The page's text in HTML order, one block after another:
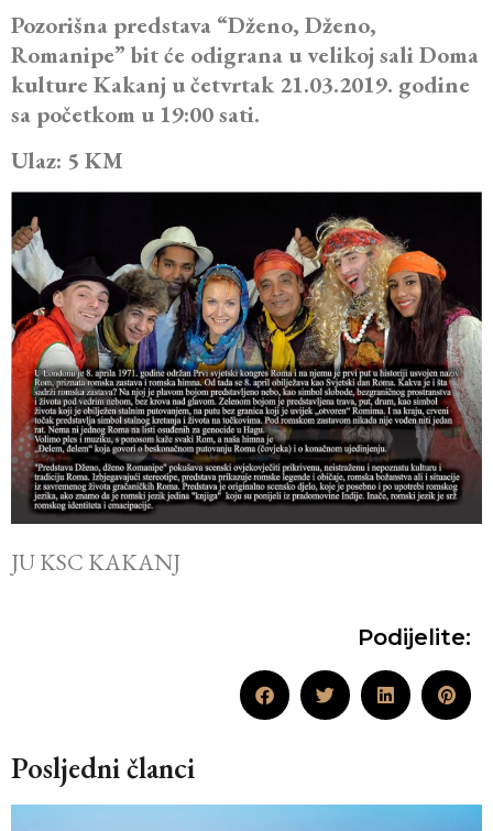
Pozorišna predstava “Dženo, Dženo,
Romanipe” bit će odigrana u velikoj sali Doma
kulture Kakanj u četvrtak 21.03.2019. godine
sa početkom u 19:00 sati.
Ulaz: 5 KM
JU KSC KAKANJ
Podijelite:
Posljedni članci